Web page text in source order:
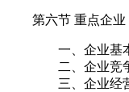
第六节 重点企业
一、企业基本
二、企业竞争
三、企业经营